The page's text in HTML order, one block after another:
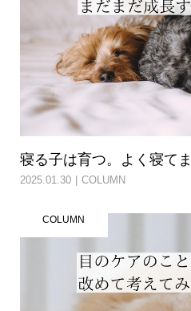
寝る子は育つ。よく寝て
2025.01.30 COLUMN
COLUMN